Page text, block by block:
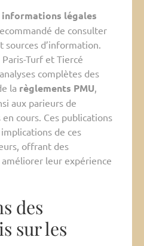
informations légales
de consulter
sources d’information.
Turf et Tiercé
complètes des
la règlements PMU,
aux parieurs de
cours. Ces publications
de ces
offrant des
leur expérience
des
sur les